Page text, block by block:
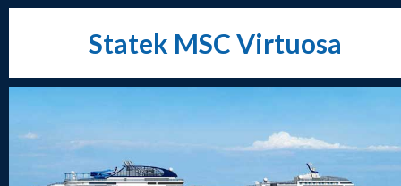
Statek MSC Virtuosa